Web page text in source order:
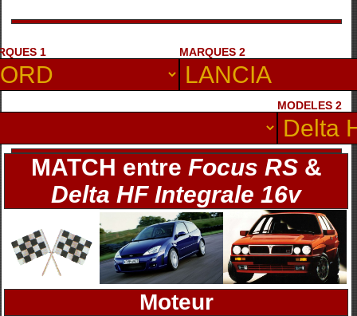
1 MARQUES 2
MODELES 2
MATCH entre Focus RS&
Delta HF Integrale 16v
Moteur